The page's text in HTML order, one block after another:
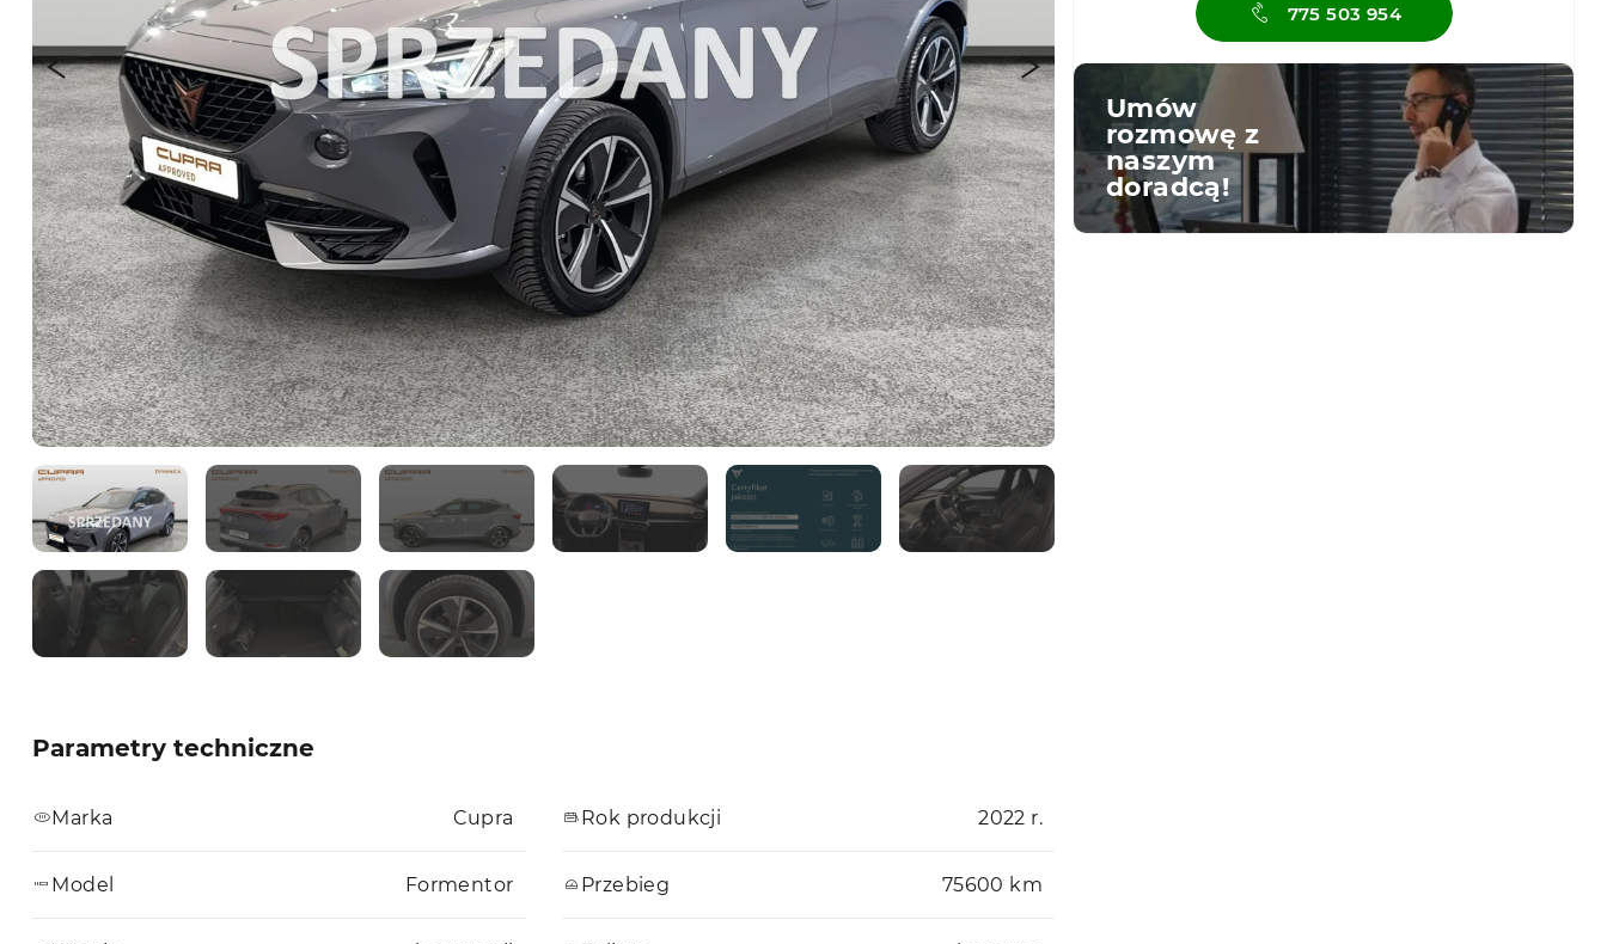
Parametry techniczne
Marka Cupra
Model Formentor
Rok produkcji 2022 r.
Przebieg 75600 km
775 503 954
Umów
rozmowę z
naszym
doradcą!